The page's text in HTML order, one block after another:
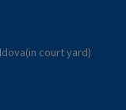
court yard)